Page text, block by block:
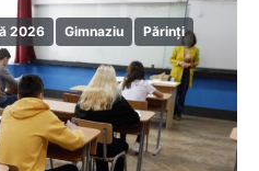
2026 Gimnaziu
Părinți